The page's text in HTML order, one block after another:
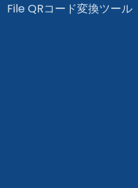
File QRコード変換ツール